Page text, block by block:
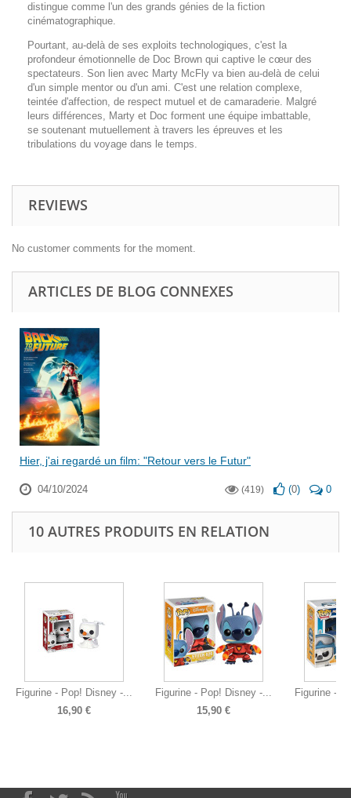
distingue comme l'un des grands génies de la fiction
cinématographique.
Pourtant, au-delà de ses exploits technologiques, c'est la
profondeur émotionnelle de Doc Brown qui captive le cœur des
spectateurs. Son lien avec Marty McFly va bien au-delà de celui
d'un simple mentor ou d'un ami. C'est une relation complexe,
teintée d'affection, de respect mutuel et de camaraderie. Malgré
leurs différences, Marty et Doc forment une équipe imbattable,
se soutenant mutuellement à travers les épreuves et les
tribulations du voyage dans le temps.
REVIEWS
No customer comments for the moment.
ARTICLES DE BLOG CONNEXES
Hier, j'ai regardé un film: "Retour vers le Futur"
04/10/2024 (419) (0) 0
10 AUTRES PRODUITS EN RELATION
Figurine - Pop! Disney -...
16,90 €
Figurine - Pop! Disney -...
15,90 €
Figurine -